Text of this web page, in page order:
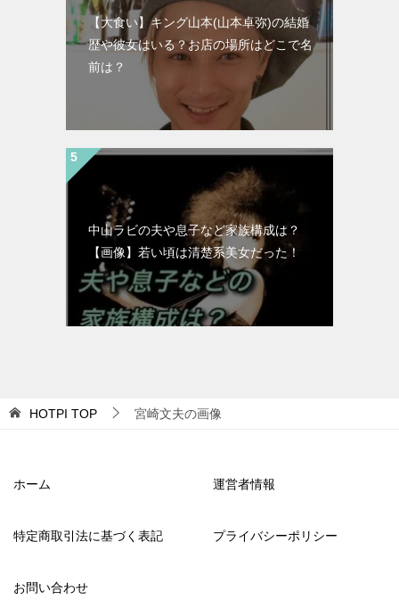
【大食い】キング山本(山本卓弥)の結婚
歴や彼女はいる？お店の場所はどこで名
前は？
中山ラビの夫や息子など家族構成は？
【画像】若い頃は清楚系美女だった！
HOTPI TOP 宮崎文夫の画像
ホーム 運営者情報
特定商取引法に基づく表記 プライバシーポリシー
お問い合わせ